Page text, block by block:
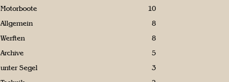
Motorboote
10
Allgemein
8
Werften
8
Archive
5
unter Segel
3